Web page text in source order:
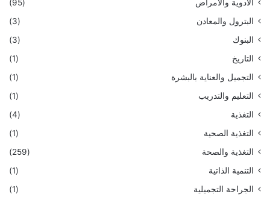
الادوية والامراض
(95)
البترول والمعادن
(3)
البنوك
(3)
التاريخ
(1)
التجميل والعناية بالبشرة
(1)
التعليم والتدريب
(1)
التغذية
(4)
التغذية الصحية
(1)
التغذية والصحة
(259)
التنمية الذاتية
(1)
الجراحة التجميلية
(1)